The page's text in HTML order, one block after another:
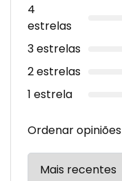
4
estrelas
3 estrelas
2 estrelas
1 estrela
Ordenar opiniões